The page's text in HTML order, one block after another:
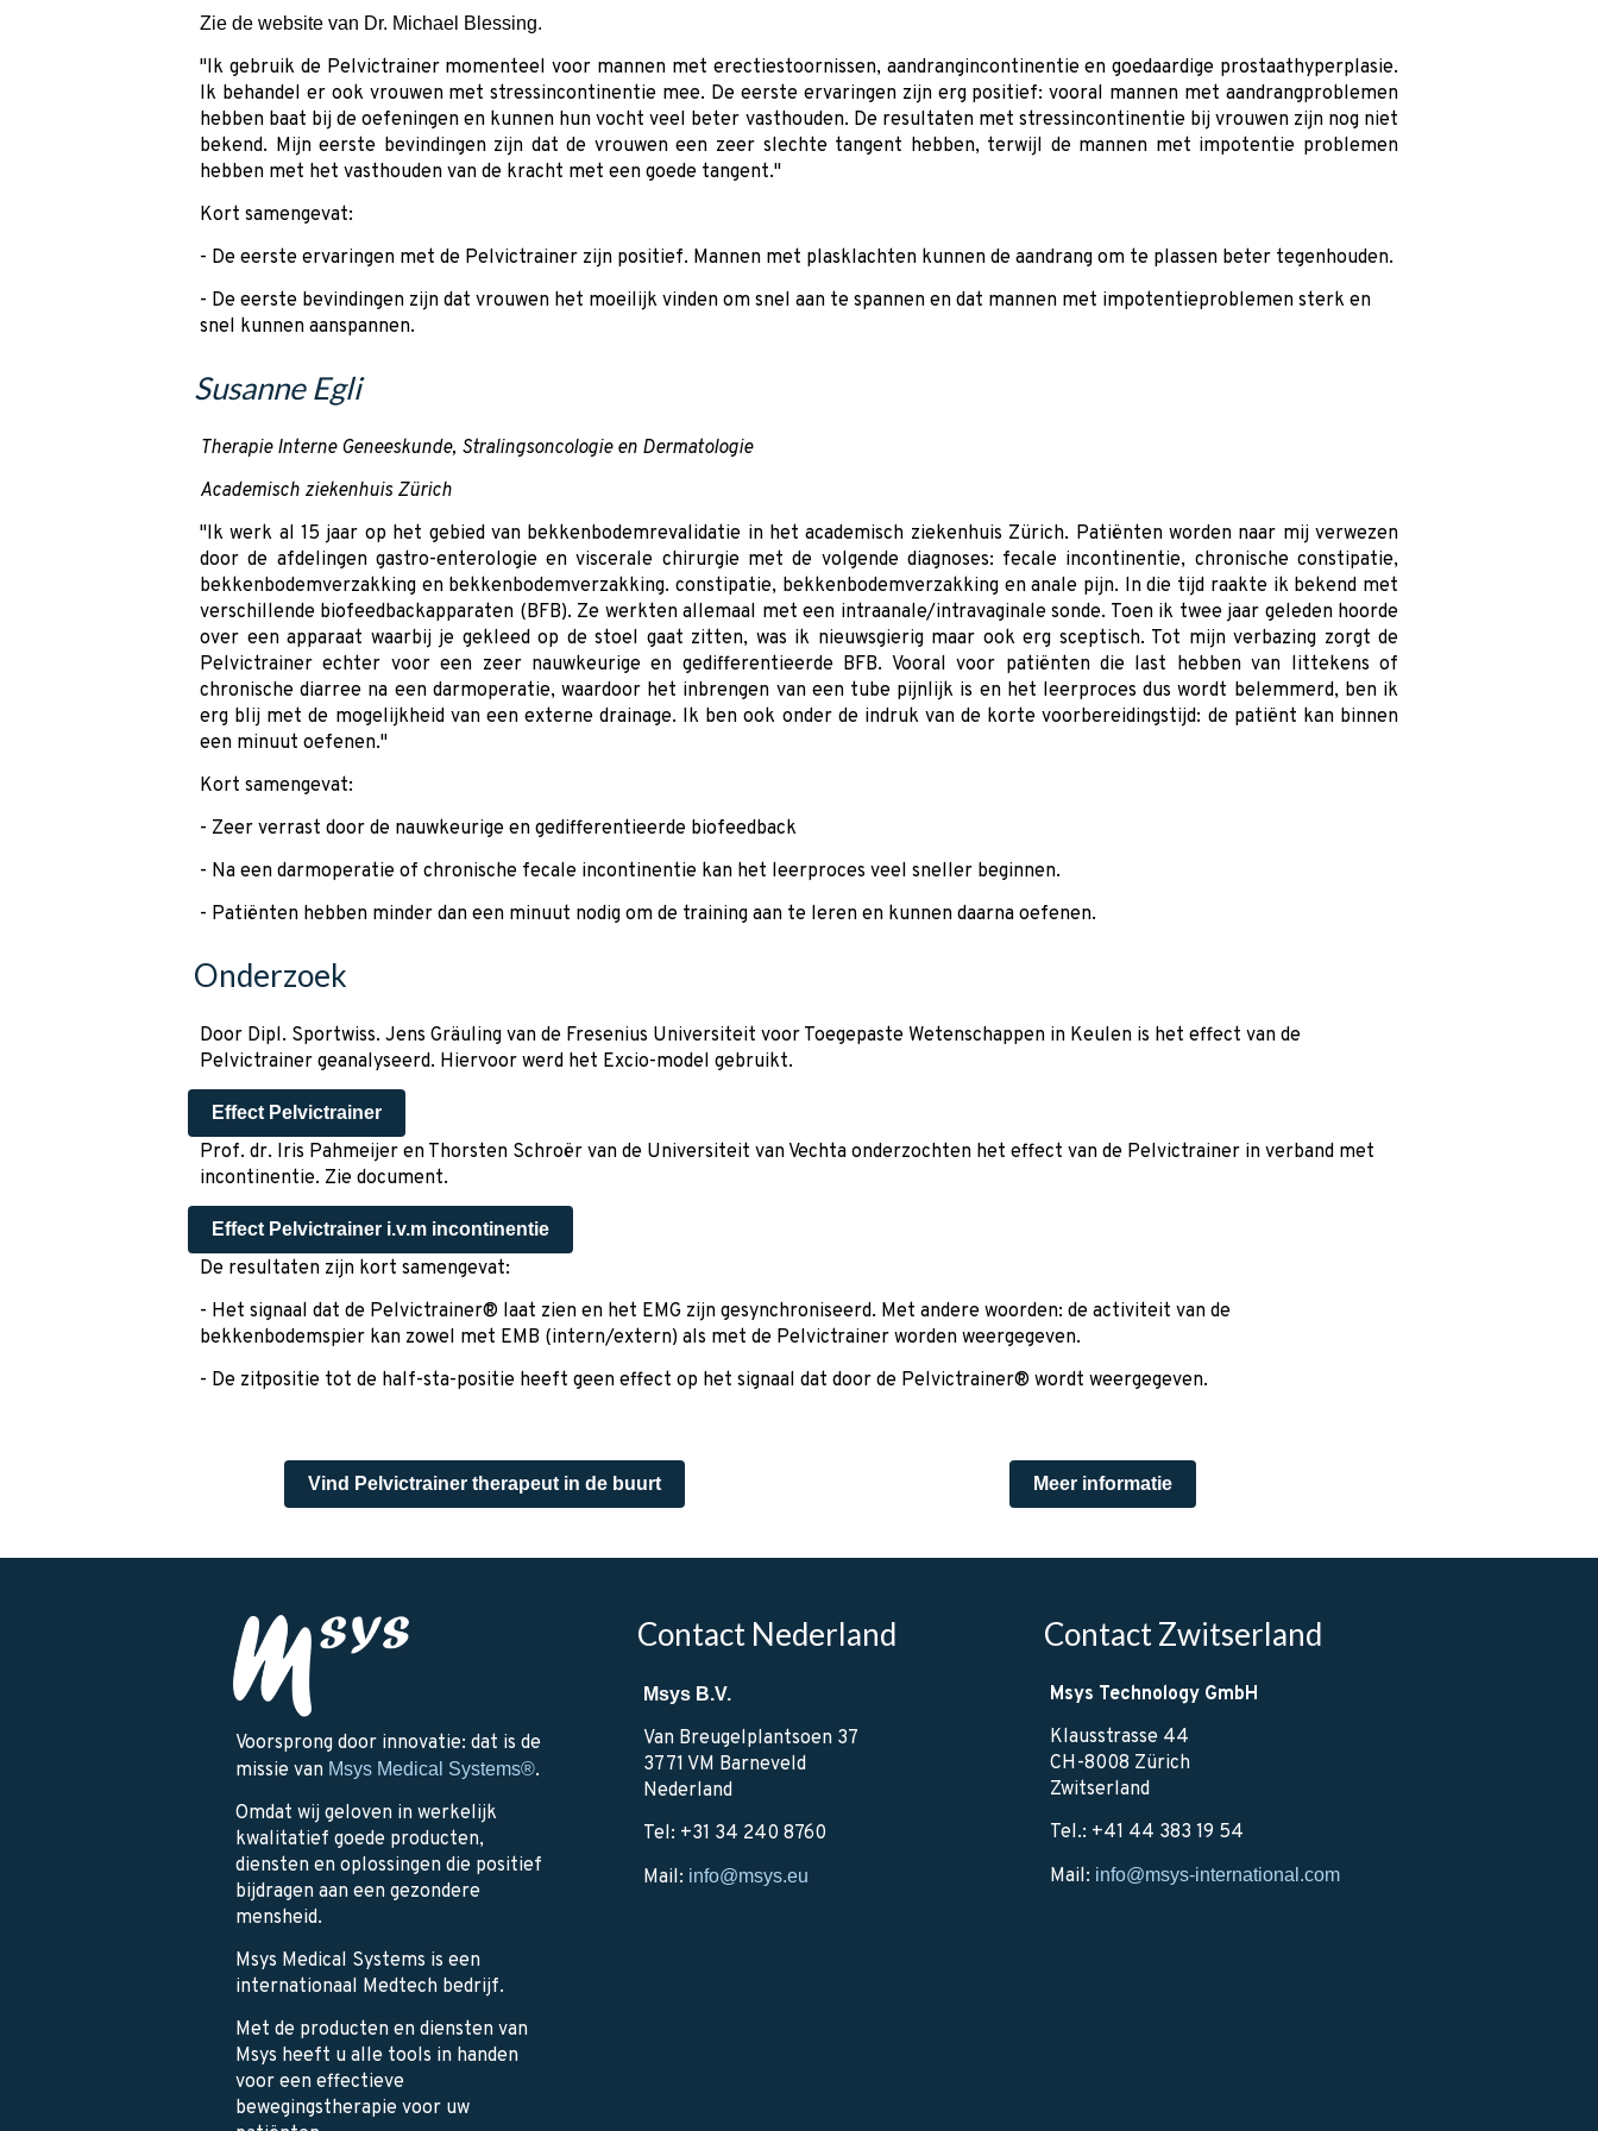
Zie de website van Dr. Michael Blessing.
"Ik gebruik de Pelvictrainer momenteel voor mannen met erectiestoornissen, aandrangincontinentie en goedaardige prostaathyperplasie.
Ik behandel er ook vrouwen met stressincontinentie mee. De eerste ervaringen zijn erg positief: vooral mannen met aandrangproblemen
hebben baat bij de oefeningen en kunnen hun vocht veel beter vasthouden. De resultaten met stressincontinentie bij vrouwen zijn nog niet
bekend. Mijn eerste bevindingen zijn dat de vrouwen een zeer slechte tangent hebben, terwijl de mannen met impotentie problemen
hebben met het vasthouden van de kracht met een goede tangent."
Kort samengevat:
- De eerste ervaringen met de Pelvictrainer zijn positief. Mannen met plasklachten kunnen de aandrang om te plassen beter tegenhouden.
- De eerste bevindingen zijn dat vrouwen het moeilijk vinden om snel aan te spannen en dat mannen met impotentieproblemen sterk en
snel kunnen aanspannen.
Susanne Egli
Therapie Interne Geneeskunde, Stralingsoncologie en Dermatologie
Academisch ziekenhuis Zürich
"Ik werk al 15 jaar op het gebied van bekkenbodemrevalidatie in het academisch ziekenhuis Zürich. Patiënten worden naar mij verwezen
door de afdelingen gastro-enterologie en viscerale chirurgie met de volgende diagnoses: fecale incontinentie, chronische constipatie,
bekkenbodemverzakking en bekkenbodemverzakking. constipatie, bekkenbodemverzakking en anale pijn. In die tijd raakte ik bekend met
verschillende biofeedbackapparaten (BFB). Ze werkten allemaal met een intraanale/intravaginale sonde. Toen ik twee jaar geleden hoorde
over een apparaat waarbij je gekleed op de stoel gaat zitten, was ik nieuwsgierig maar ook erg sceptisch. Tot mijn verbazing zorgt de
Pelvictrainer echter voor een zeer nauwkeurige en gedifferentieerde BFB. Vooral voor patiënten die last hebben van littekens of
chronische diarree na een darmoperatie, waardoor het inbrengen van een tube pijnlijk is en het leerproces dus wordt belemmerd, ben ik
erg blij met de mogelijkheid van een externe drainage. Ik ben ook onder de indruk van de korte voorbereidingstijd: de patiënt kan binnen
een minuut oefenen."
Kort samengevat:
- Zeer verrast door de nauwkeurige en gedifferentieerde biofeedback
- Na een darmoperatie of chronische fecale incontinentie kan het leerproces veel sneller beginnen.
- Patiënten hebben minder dan een minuut nodig om de training aan te leren en kunnen daarna oefenen.
Onderzoek
Door Dipl. Sportwiss. Jens Gräuling van de Fresenius Universiteit voor Toegepaste Wetenschappen in Keulen is het effect van de
Pelvictrainer geanalyseerd. Hiervoor werd het Excio-model gebruikt.
Effect Pelvictrainer
Prof. dr. Iris Pahmeijer en Thorsten Schroër van de Universiteit van Vechta onderzochten het effect van de Pelvictrainer in verband met
incontinentie. Zie document.
Effect Pelvictrainer i.v.m incontinentie
De resultaten zijn kort samengevat:
- Het signaal dat de Pelvictrainer® laat zien en het EMG zijn gesynchroniseerd. Met andere woorden: de activiteit van de
bekkenbodemspier kan zowel met EMB (intern/extern) als met de Pelvictrainer worden weergegeven.
- De zitpositie tot de half-sta-positie heeft geen effect op het signaal dat door de Pelvictrainer® wordt weergegeven.
Vind Pelvictrainer therapeut in de buurt Meer informatie
Voorsprong door innovatie: dat is de
missie van Msys Medical Systems®.
Omdat wij geloven in werkelijk
kwalitatief goede producten,
diensten en oplossingen die positief
bijdragen aan een gezondere
mensheid.
Msys Medical Systems is een
internationaal Medtech bedrijf.
Met de producten en diensten van
Msys heeft u alle tools in handen
voor een effectieve
bewegingstherapie voor uw
Contact Nederland
Msys B.V.
Van Breugelplantsoen 37
3771 VM Barneveld
Nederland
Tel: +31 34 240 8760
Mail: info@msys.eu
Contact Zwitserland
Msys Technology GmbH
Klausstrasse 44
CH-8008 Zürich
Zwitserland
Tel.: +41 44 383 19 54
Mail: info@msys-international.com